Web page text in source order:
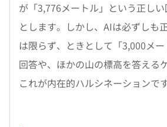
が「3,776メートル」という正し
とします。しかし、AIは必ずしも
は限らず、ときとして「3,000メ
回答や、ほかの山の標高を答える
これが内在的ハルシネーションです